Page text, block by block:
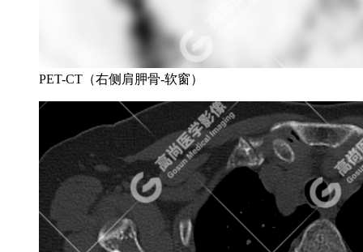
PET-CT（右侧肩胛骨-软窗）